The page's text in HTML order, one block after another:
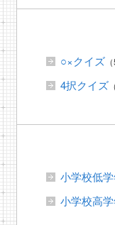
○×クイズ（
4択クイズ
小学校低
小学校高